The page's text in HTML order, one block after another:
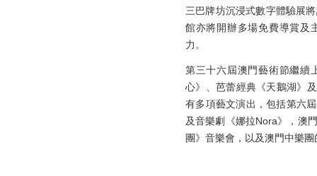
三巴牌坊沉浸式數字體驗展
館亦將開辦多場免費導賞及
力。
第三十六屆澳門藝術節繼續
心》、芭蕾經典《天鵝湖》
有多項藝文演出，包括第六
及音樂劇《娜拉Nora》，澳
團》音樂會，以及澳門中樂